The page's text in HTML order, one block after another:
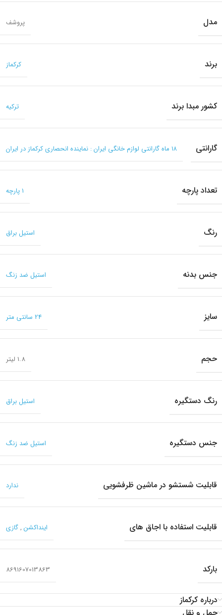
مدل پروشف
برند کرکماز
کشور مبدا برند ترکیه
گارانتی ۱۸ ماه گارانتی لوازم خانگی ایران : نماینده انحصاری کرکماز در ایران
تعداد پارچه 1 پارچه
رنگ استیل براق
جنس بدنه استیل ضد زنگ
سایز 24 سانتی متر
حجم 1.8 لیتر
رنگ دستگیره استیل براق
جنس دستگیره استیل ضد زنگ
قابلیت شستشو در ماشین ظرفشویی ندارد
قابلیت استفاده با اجاق های اینداکشن ,گازی
بارکد 8691607013863
درباره کرکماز